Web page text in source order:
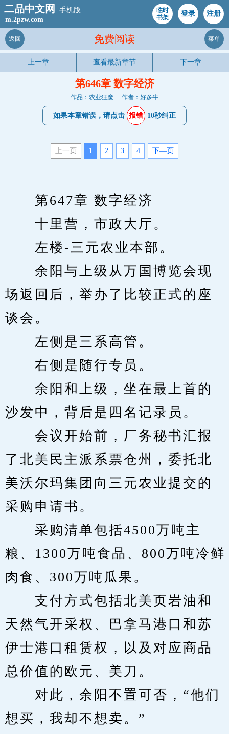
二品中文网
手机版
m.2pzw.com
临时
书架
登录 注册
免费阅读
返回 菜单
上一章 查看最新章节 下一章
第646章 数字经济
作品：农业狂魔 作者：好多牛
如果本章错误，请点击 报错 10秒纠正
上一页 1 2 3 4 下—页
第647章 数字经济
十里营，市政大厅。
左楼-三元农业本部。
余阳与上级从万国博览会现
场返回后，举办了比较正式的座
谈会。
左侧是三系高管。
右侧是随行专员。
余阳和上级，坐在最上首的
沙发中，背后是四名记录员。
会议开始前，厂务秘书汇报
了北美民主派系票仓州，委托北
美沃尔玛集团向三元农业提交的
采购申请书。
采购清单包括4500万吨主
粮、1300万吨食品、800万吨冷鲜
肉食、300万吨瓜果。
支付方式包括北美页岩油和
天然气开采权、巴拿马港口和苏
伊士港口租赁权，以及对应商品
总价值的欧元、美刀。
对此，余阳不置可否，“他们
想买，我却不想卖。”